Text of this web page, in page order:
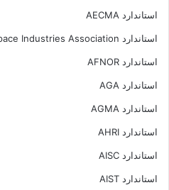
استاندارد AECMA
استاندارد Aerospace Industries Association
استاندارد AFNOR
استاندارد AGA
استاندارد AGMA
استاندارد AHRI
استاندارد AISC
استاندارد AIST